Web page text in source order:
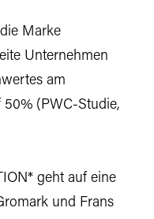
Marke
Unternehmen
am
(PWC-Studie,
geht auf eine
und Frans